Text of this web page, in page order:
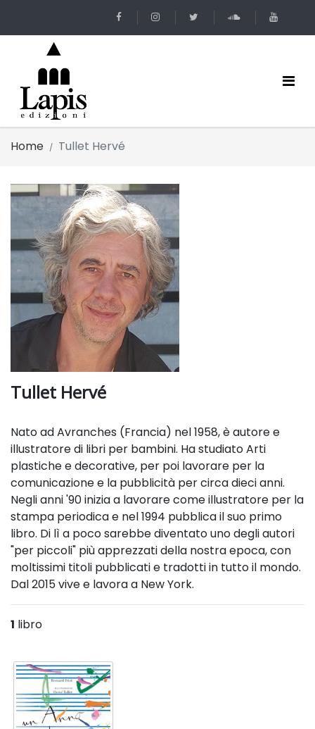
Home Tullet Hervé
Tullet Hervé
Nato ad Avranches (Francia) nel 1958, è autore e
illustratore di libri per bambini. Ha studiato Arti
plastiche e decorative, per poi lavorare per la
comunicazione e la pubblicità per circa dieci anni.
Negli anni '90 inizia a lavorare come illustratore per la
stampa periodica e nel 1994 pubblica il suo primo
libro. Di lì a poco sarebbe diventato uno degli autori
"per piccoli" più apprezzati della nostra epoca, con
moltissimi titoli pubblicati e tradotti in tutto il mondo.
Dal 2015 vive e lavora a New York.
1 libro